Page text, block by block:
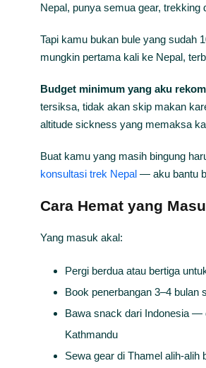
Nepal, punya semua gear,
Tapi kamu bukan bule yang sudah
mungkin pertama kali ke Nepal,
Budget minimum yang aku
tersiksa, tidak akan skip makan
altitude sickness yang memaksa
Buat kamu yang masih bingung
konsultasi trek Nepal — aku bantu
Cara Hemat yang
Yang masuk akal:
Pergi berdua atau bertiga
Book penerbangan 3–4 bulan
Bawa snack dari Indonesia —
Kathmandu
Sewa gear di Thamel alih-